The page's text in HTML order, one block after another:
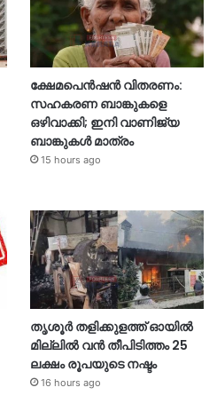
ക്ഷേമപെൻഷൻ വിതരണം:
സഹകരണ ബാങ്കുകളെ
ഒഴിവാക്കി; ഇനി വാണിജ്യ
ബാങ്കുകൾ മാത്രം
15 hours ago
തൃശൂര്‍ തളിക്കുളത്ത് ഓയില്‍
മില്ലില്‍ വൻ തീപിടിത്തം 25
ലക്ഷം രൂപയുടെ നഷ്ടം
16 hours ago